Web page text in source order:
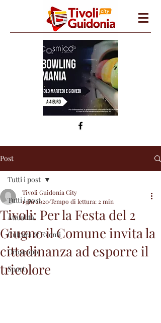
Post
Tutti i post
Attualità
Cultura & Eventi
Oroscopo
Sport
Tutti i post
Tivoli: Per la Festa del 2
Giugno il Comune invita la
cittadinanza ad esporre il
tricolore
Tivoli Guidonia City
1 giu 2020Tempo di lettura: 2 min